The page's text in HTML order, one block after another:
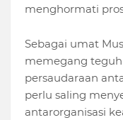
menghormati
Sebagai umat
memegang
persaudaraan
perlu saling
antarorganisasi